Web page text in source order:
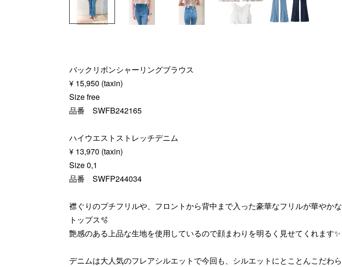
バックリボンシャーリングブラウス
¥ 15,950 (taxin)
Size free
品番 SWFB242165
ハイウエストストレッチデニム
¥ 13,970 (taxin)
Size 0,1
品番 SWFP244034
襟ぐりのプチフリルや、フロントから背中まで入った豪華なフリルが華やかな
トップス🫧
艶感のある上品な生地を使用しているので顔まわりを明るく見せてくれます✨
デニムは大人気のフレアシルエットで今回も、シルエットにとことんこだわら